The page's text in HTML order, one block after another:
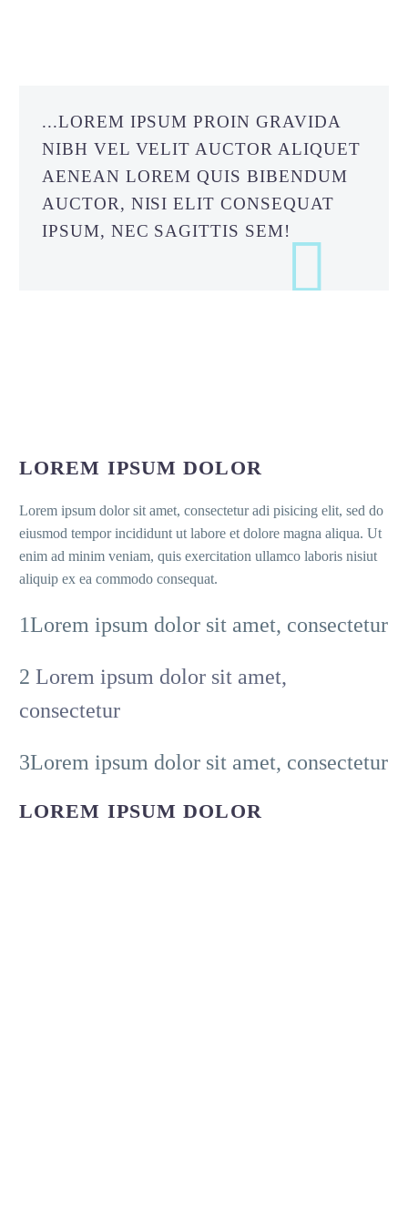
...LOREM IPSUM PROIN GRAVIDA
NIBH VEL VELIT AUCTOR ALIQUET
AENEAN LOREM QUIS BIBENDUM
AUCTOR, NISI ELIT CONSEQUAT
IPSUM, NEC SAGITTIS SEM!
LOREM IPSUM DOLOR
Lorem ipsum dolor sit amet, consectetur adi pisicing elit, sed do
eiusmod tempor incididunt ut labore et dolore magna aliqua. Ut
enim ad minim veniam, quis exercitation ullamco laboris nisiut
aliquip ex ea commodo consequat.
1Lorem ipsum dolor sit amet, consectetur
2 Lorem ipsum dolor sit amet,
consectetur
3Lorem ipsum dolor sit amet, consectetur
LOREM IPSUM DOLOR